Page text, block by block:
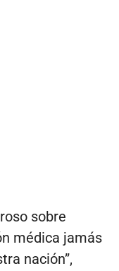
sobre
médica jamás
nación”,